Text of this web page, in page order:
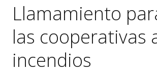
Llamamiento
las cooperativas
incendios